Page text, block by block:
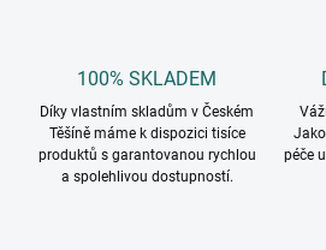
100% SKLADEM
Díky vlastním skladům v Českém
Těšíně máme k dispozici tisíce
produktů s garantovanou rychlou
a spolehlivou dostupností.
péče